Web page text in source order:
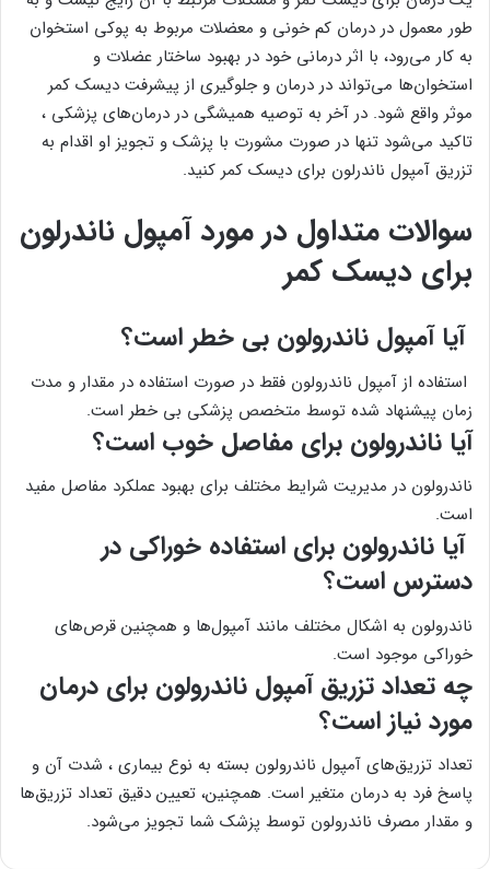
طور معمول در درمان کم خونی و معضلات مربوط به پوکی استخوان
به کار می‌رود، با اثر درمانی خود در بهبود ساختار عضلات و
استخوان‌ها می‌تواند در درمان و جلوگیری از پیشرفت دیسک ‌کمر
موثر واقع شود. در آخر به توصیه همیشگی در درمان‌های پزشکی ،
تاکید می‌شود تنها در صورت مشورت با پزشک و تجویز او اقدام به
تزریق آمپول ناندرلون برای دیسک کمر کنید.
سوالات متداول در مورد آمپول ناندرلون
برای دیسک کمر
آیا آمپول ناندرولون بی خطر است؟
استفاده از آمپول ناندرولون فقط در صورت استفاده در مقدار و مدت
زمان پیشنهاد شده توسط متخصص پزشکی بی خطر است.
آیا ناندرولون برای مفاصل خوب است؟
ناندرولون در مدیریت شرایط مختلف برای بهبود عملکرد مفاصل مفید
است.
آیا ناندرولون برای استفاده خوراکی در
دسترس است؟
ناندرولون به اشکال مختلف مانند آمپول‌ها و همچنین قرص‌های
خوراکی موجود است.
چه تعداد تزریق آمپول ناندرولون برای درمان
مورد نیاز است؟
تعداد تزریق‌های آمپول ناندرولون بسته به نوع بیماری ، شدت آن و
پاسخ فرد به درمان متغیر است. همچنین، تعیین دقیق تعداد تزریق‌ها
و مقدار مصرف ناندرولون توسط پزشک شما تجویز می‌شود.